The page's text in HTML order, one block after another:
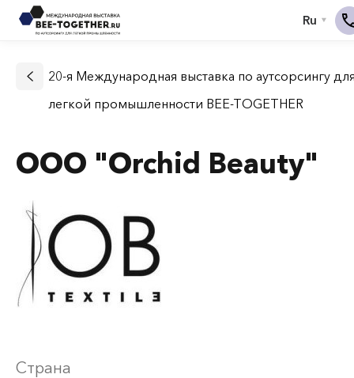
20-я Международная выставка по аутсорсингу
легкой промышленности BEE-TOGETHER
OOO "Orchid Beauty"
Страна